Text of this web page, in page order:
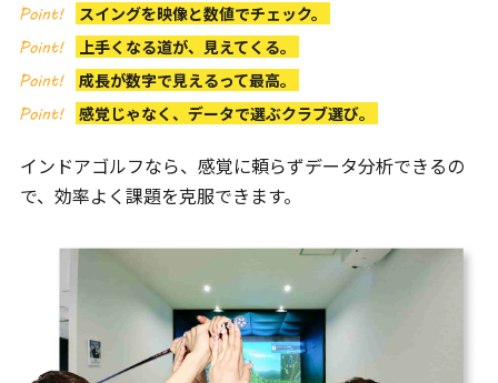
スイングを映像と数値でチェック。
上手くなる道が、見えてくる。
成長が数字で見えるって最高。
感覚じゃなく、データで選ぶクラブ選び。
インドアゴルフなら、感覚に頼らずデータ分析できるの
で、 効率よく課題を克服できます。